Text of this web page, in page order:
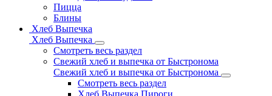
Пицца
Блины
Хлеб Выпечка
Хлеб Выпечка
Смотреть весь раздел
Свежий хлеб и выпечка от Быстронома
Свежий хлеб и выпечка от Быстронома
Смотреть весь раздел
Хлеб Выпечка Пироги